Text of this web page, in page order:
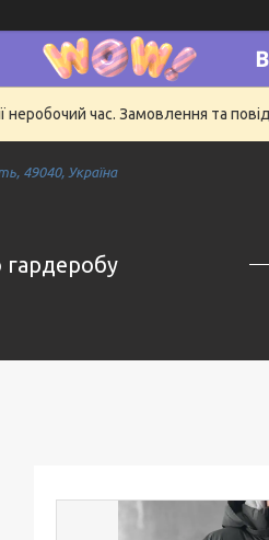
неробочий час. Замовлення та
49040, Україна